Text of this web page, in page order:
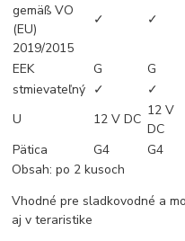
gemäß VO
(EU)
2019/2015
✓ ✓
EEK G G
stmievateľný ✓ ✓
U
12 V DC
12 V
DC
Pätica
G4 G4
Obsah: po 2 kusoch
Vhodné pre sladkovodné a
aj v teraristike